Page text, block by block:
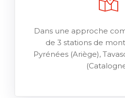
Dans une approche
de 3 stations de
Pyrénées (Ariège),